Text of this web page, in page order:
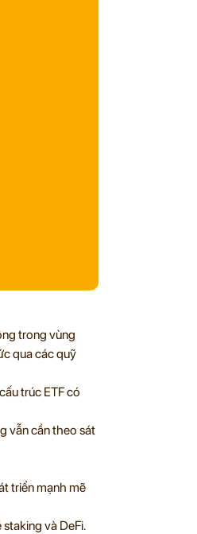
trong vùng
qua các quỹ
trúc ETF có
vẫn cần theo sát
triển mạnh mẽ
và DeFi.